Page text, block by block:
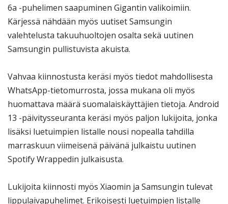
6a -puhelimen saapuminen Gigantin valikoimiin.
Kärjessä nähdään myös uutiset Samsungin
valehtelusta takuuhuoltojen osalta sekä uutinen
Samsungin pullistuvista akuista.
Vahvaa kiinnostusta keräsi myös tiedot mahdollisesta
WhatsApp-tietomurrosta, jossa mukana oli myös
huomattava määrä suomalaiskäyttäjien tietoja. Android
13 -päivitysseuranta keräsi myös paljon lukijoita, jonka
lisäksi luetuimpien listalle nousi nopealla tahdilla
marraskuun viimeisenä päivänä julkaistu uutinen
Spotify Wrappedin julkaisusta.
Lukijoita kiinnosti myös Xiaomin ja Samsungin tulevat
lippulaivapuhelimet. Erikoisesti luetuimpien listalle